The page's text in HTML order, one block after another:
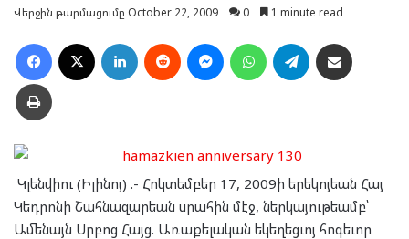
Վերջին թարմացումը October 22, 2009
0 1 minute read
Facebook LinkedIn Reddit MessengerWhatsAppTelegram
Տպել
Կլեն­վիու (Իլինոյ) .- Հոկ­տեմ­բեր 17, 2009ի երե­կոյ­եան Հայ
Կեդ­րո­նի Շահ­նա­զար­եան սրա­հին մէջ, ներ­կա­յու­թեամբ՝
Ամե­նայն Սրբոց Հայց. Առաք­ելա­կան եկե­ղեց­ւոյ հո­գե­ւոր